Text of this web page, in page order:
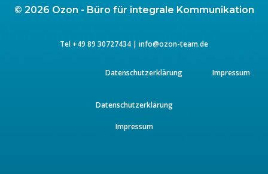
© 2026 Ozon - Büro für integrale Kommunikation
Tel +49 89 30727434 | info@ozon-team.de
Datenschutzerklärung Impressum
Datenschutzerklärung
Impressum